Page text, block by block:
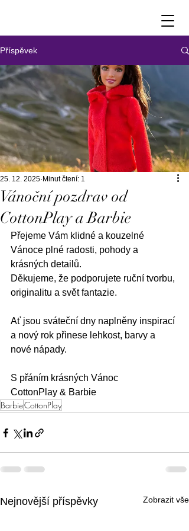
Příspěvek
Vánoční pozdrav od
CottonPlay a Barbie
25. 12. 2025 Minut čtení: 1
Přejeme Vám klidné a kouzelné
Vánoce plné radosti, pohody a
krásných detailů.
Děkujeme, že podporujete ruční tvorbu,
originalitu a svět fantazie.
Ať jsou sváteční dny naplněny inspirací
a nový rok přinese lehkost, barvy a
nové nápady.
S přáním krásných Vánoc
CottonPlay & Barbie
BarbieCottonPlay
Nejnovější příspěvky Zobrazit vše